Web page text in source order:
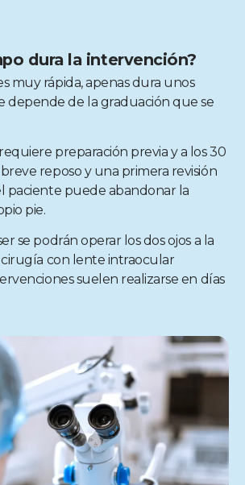
dura la intervención?
muy rápida, apenas dura unos
depende de la graduación que se
preparación previa y a los 30
reposo y una primera revisión
paciente puede abandonar la
pie.
se podrán operar los dos ojos a la
cirugía con lente intraocular
suelen realizarse en días